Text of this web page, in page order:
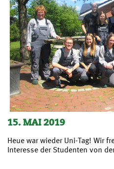
15. MAI 2019
Heue war wieder Uni-Tag! Wir
Interesse der Studenten von